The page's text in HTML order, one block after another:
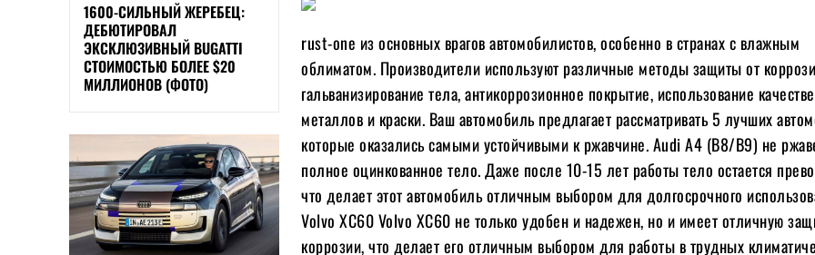
1600-СИЛЬНЫЙ ЖЕРЕБЕЦ:
ДЕБЮТИРОВАЛ
ЭКСКЛЮЗИВНЫЙ BUGATTI
СТОИМОСТЬЮ БОЛЕЕ $20
МИЛЛИОНОВ (ФОТО)
rust-one из основных врагов автомобилистов, особенно в странах с влажным
облиматом. Производители используют различные методы защиты от
гальванизирование тела, антикоррозионное покрытие, использование
металлов и краски. Ваш автомобиль предлагает рассматривать 5 лучших
которые оказались самыми устойчивыми к ржавчине. Audi A4 (B8/B9) не
полное оцинкованное тело. Даже после 10-15 лет работы тело остается
что делает этот автомобиль отличным выбором для долгосрочного
Volvo XC60 Volvo XC60 не только удобен и надежен, но и имеет отличную
коррозии, что делает его отличным выбором для работы в трудных